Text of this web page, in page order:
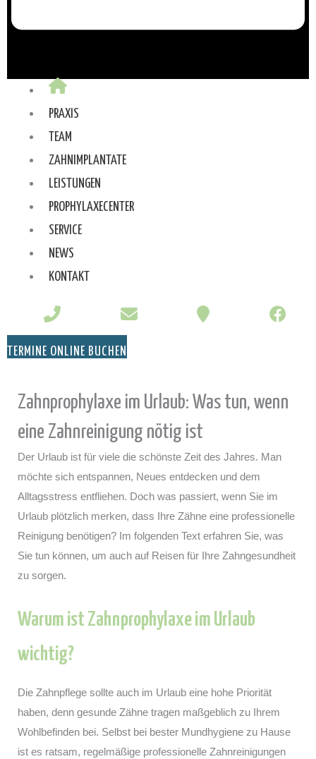
PRAXIS
TEAM
ZAHNIMPLANTATE
LEISTUNGEN
PROPHYLAXECENTER
SERVICE
NEWS
KONTAKT
TERMINE ONLINE BUCHEN
Zahnprophylaxe im Urlaub: Was tun, wenn
eine Zahnreinigung nötig ist
Der Urlaub ist für viele die schönste Zeit des Jahres. Man
möchte sich entspannen, Neues entdecken und dem
Alltagsstress entfliehen. Doch was passiert, wenn Sie im
Urlaub plötzlich merken, dass Ihre Zähne eine professionelle
Reinigung benötigen? Im folgenden Text erfahren Sie, was
Sie tun können, um auch auf Reisen für Ihre Zahngesundheit
zu sorgen.
Warum ist Zahnprophylaxe im Urlaub
wichtig?
Die Zahnpflege sollte auch im Urlaub eine hohe Priorität
haben, denn gesunde Zähne tragen maßgeblich zu Ihrem
Wohlbefinden bei. Selbst bei bester Mundhygiene zu Hause
ist es ratsam, regelmäßige professionelle Zahnreinigungen